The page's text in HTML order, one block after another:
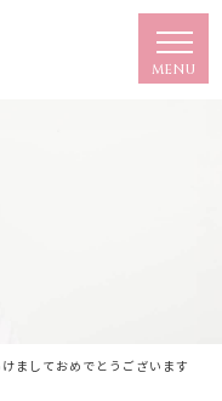
ましておめでとうございます